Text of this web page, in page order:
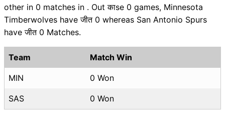
other in 0 matches in . Out काse 0 games, Minnesota
Timberwolves have जीत 0 whereas San Antonio Spurs
have जीत 0 Matches.
Team Match Win
MIN 0 Won
SAS 0 Won